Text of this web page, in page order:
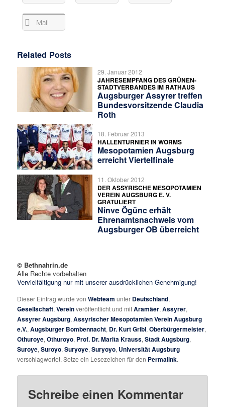
Mail
Related Posts
29. Januar 2012
JAHRESEMPFANG DES GRÜNEN-
STADTVERBANDES IM RATHAUS
Augsburger Assyrer treffen
Bundesvorsitzende Claudia
Roth
18. Februar 2013
HALLENTURNIER IN WORMS
Mesopotamien Augsburg
erreicht Viertelfinale
11. Oktober 2012
DER ASSYRISCHE MESOPOTAMIEN
VEREIN AUGSBURG E. V.
GRATULIERT
Ninve Ögünc erhält
Ehrenamtsnachweis vom
Augsburger OB überreicht
© Bethnahrin.de
Alle Rechte vorbehalten
Vervielfältigung nur mit unserer ausdrücklichen Genehmigung!
Dieser Eintrag wurde vonWebteam unter Deutschland,
Gesellschaft,Vereinveröffentlicht und mitAramäer,Assyrer,
Assyrer Augsburg,Assyrischer Mesopotamien Verein Augsburg
e.V.,Augsburger Bombennacht, Dr. Kurt Gribl,Oberbürgermeister,
Othuroye,Othuroyo, Prof. Dr. Marita Krauss,Stadt Augsburg,
Suroye,Suroyo,Suryoye,Suryoyo, Universität Augsburg
verschlagwortet. Setze ein Lesezeichen für den Permalink.
Schreibe einen Kommentar